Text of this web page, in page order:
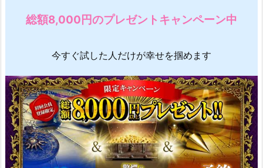
総額8,000円のプレゼントキャンペーン中
今すぐ試した人だけが幸せを掴めます